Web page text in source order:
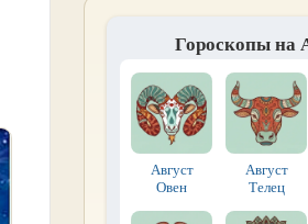
Гороскопы на
Август
Овен
Август
Телец